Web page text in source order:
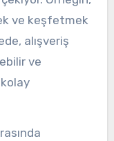
ve keşfetmek
alışveriş
ve